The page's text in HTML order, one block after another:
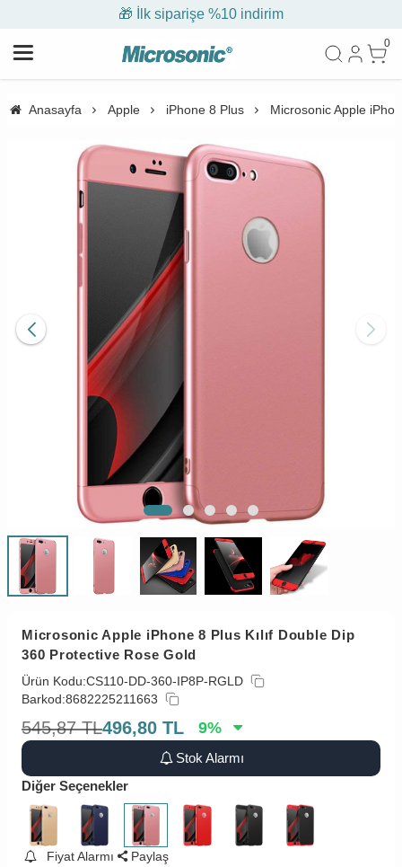
🎁 İlk siparişe %10 indirim
0
Anasayfa Apple iPhone 8 Plus Microsonic Apple
Microsonic Apple iPhone 8 Plus Kılıf Double Dip
360 Protective Rose Gold
Ürün Kodu:CS110-DD-360-IP8P-RGLD
Barkod:8682225211663
545,87 TL496,80 TL 9%
Stok Alarmı
Diğer Seçenekler
Fiyat Alarmı Paylaş